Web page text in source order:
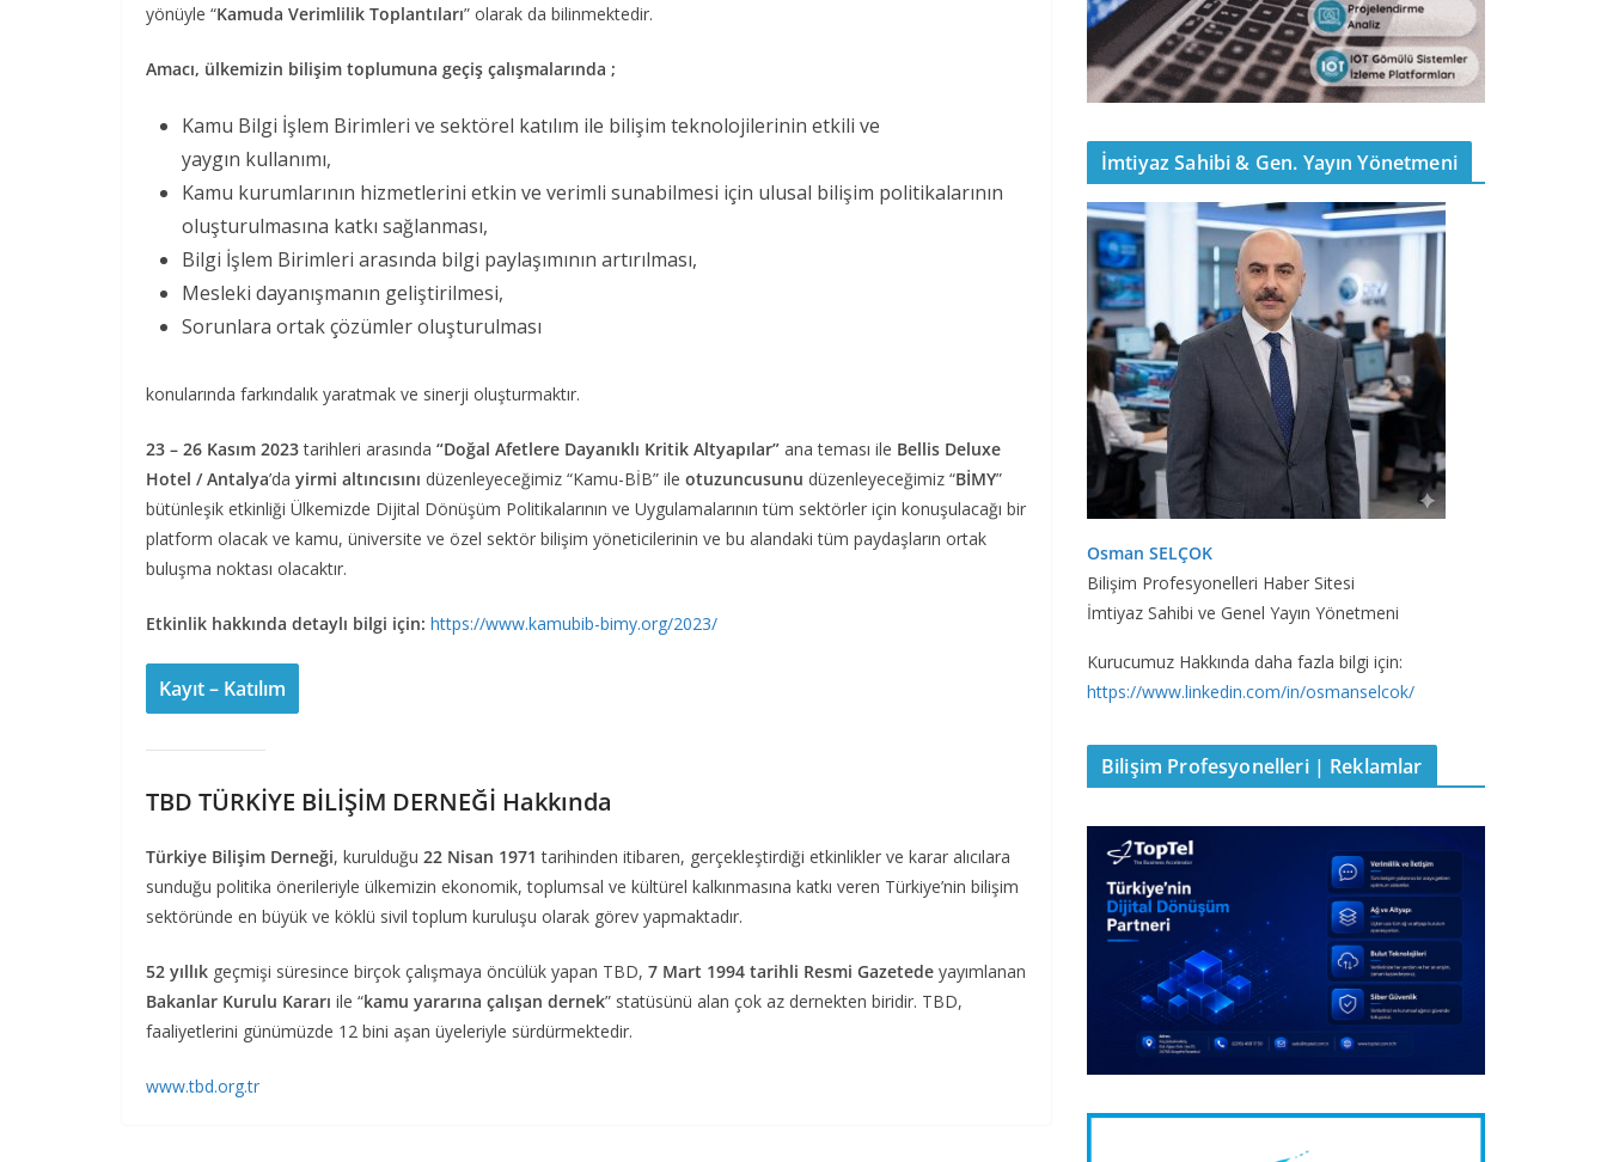
yönüyle “Kamuda Verimlilik Toplantıları” olarak da bilinmektedir.
Amacı, ülkemizin bilişim toplumuna geçiş çalışmalarında ;
Kamu Bilgi İşlem Birimleri ve sektörel katılım ile bilişim teknolojilerinin etkili ve
yaygın kullanımı,
Kamu kurumlarının hizmetlerini etkin ve verimli sunabilmesi için ulusal bilişim politikalarının
oluşturulmasına katkı sağlanması,
Bilgi İşlem Birimleri arasında bilgi paylaşımının artırılması,
Mesleki dayanışmanın geliştirilmesi,
Sorunlara ortak çözümler oluşturulması
konularında farkındalık yaratmak ve sinerji oluşturmaktır.
23 – 26 Kasım 2023tarihleri arasında “Doğal Afetlere Dayanıklı Kritik Altyapılar” ana teması ile Bellis Deluxe
Hotel / Antalya’da yirmi altıncısını düzenleyeceğimiz “Kamu-BİB” ile otuzuncusunu düzenleyeceğimiz “BİMY”
bütünleşik etkinliği Ülkemizde Dijital Dönüşüm Politikalarının ve Uygulamalarının tüm sektörler için konuşulacağı bir
platform olacak ve kamu, üniversite ve özel sektör bilişim yöneticilerinin ve bu alandaki tüm paydaşların ortak
buluşma noktası olacaktır.
Etkinlik hakkında detaylı bilgi için: https://www.kamubib-bimy.org/2023/
Kayıt – Katılım
TBD TÜRKİYE BİLİŞİM DERNEĞİ Hakkında
Türkiye Bilişim Derneği, kurulduğu 22 Nisan 1971 tarihinden itibaren, gerçekleştirdiği etkinlikler ve karar alıcılara
sunduğu politika önerileriyle ülkemizin ekonomik, toplumsal ve kültürel kalkınmasına katkı veren Türkiye’nin bilişim
sektöründe en büyük ve köklü sivil toplum kuruluşu olarak görev yapmaktadır.
52 yıllık geçmişi süresince birçok çalışmaya öncülük yapan TBD, 7 Mart 1994 tarihli Resmi Gazetede yayımlanan
Bakanlar Kurulu Kararı ile “kamu yararına çalışan dernek” statüsünü alan çok az dernekten biridir. TBD,
faaliyetlerini günümüzde 12 bini aşan üyeleriyle sürdürmektedir.
www.tbd.org.tr
İmtiyaz Sahibi & Gen. Yayın Yönetmeni
Osman SELÇOK
Bilişim Profesyonelleri Haber Sitesi
İmtiyaz Sahibi ve Genel Yayın Yönetmeni
Kurucumuz Hakkında daha fazla bilgi için:
https://www.linkedin.com/in/osmanselcok/
Bilişim Profesyonelleri | Reklamlar